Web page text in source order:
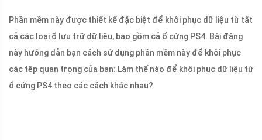
Phần mềm này được thiết kế đặc biệt để khôi phục dữ liệu từ tất
cả các loại ổ lưu trữ dữ liệu, bao gồm cả ổ cứng PS4. Bài đăng
này hướng dẫn bạn cách sử dụng phần mềm này để khôi phục
các tệp quan trọng của bạn: Làm thế nào để khôi phục dữ liệu từ
ổ cứng PS4 theo các cách khác nhau?